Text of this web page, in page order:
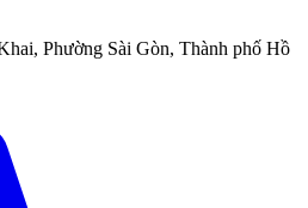
Phường Sài Gòn, Thành phố Hồ